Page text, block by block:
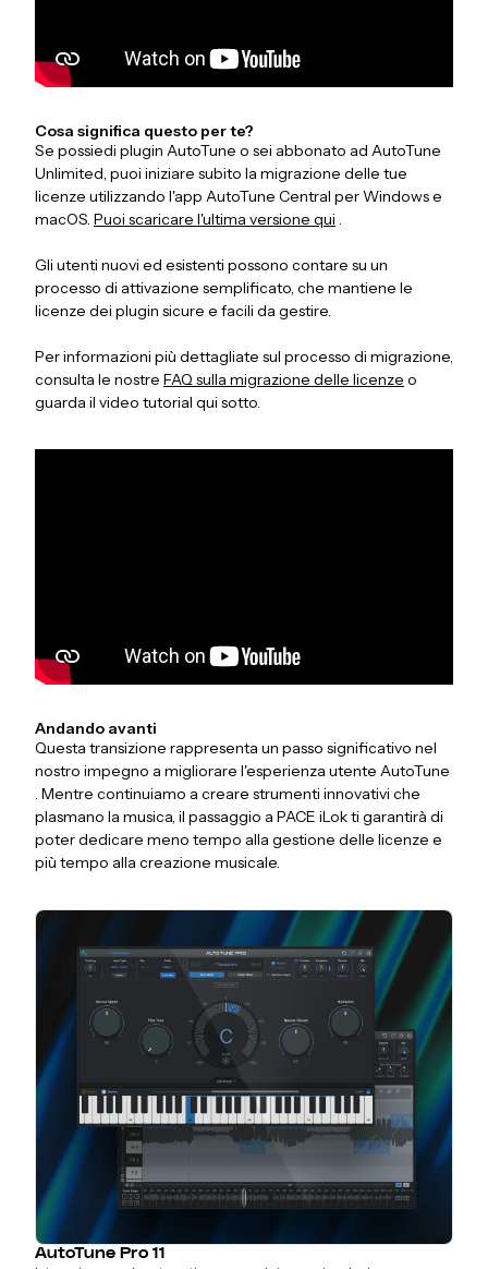
Cosa significa questo per te?
Se possiedi plugin AutoTune o sei abbonato ad AutoTune
Unlimited, puoi iniziare subito la migrazione delle tue
licenze utilizzando l'app AutoTune Central per Windows e
macOS. Puoi scaricare l'ultima versione qui .
Gli utenti nuovi ed esistenti possono contare su un
processo di attivazione semplificato, che mantiene le
licenze dei plugin sicure e facili da gestire.
Per informazioni più dettagliate sul processo di migrazione,
consulta le nostre FAQ sulla migrazione delle licenze o
guarda il video tutorial qui sotto.
Andando avanti
Questa transizione rappresenta un passo significativo nel
nostro impegno a migliorare l'esperienza utente AutoTune
. Mentre continuiamo a creare strumenti innovativi che
plasmano la musica, il passaggio a PACE iLok ti garantirà di
poter dedicare meno tempo alla gestione delle licenze e
più tempo alla creazione musicale.
AutoTune Pro 11